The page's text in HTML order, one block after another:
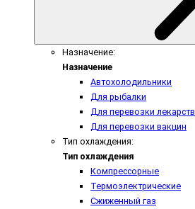
Назначение:
Назначение
Автохолодильники
Для рыбалки
Для перевозки лекарств
Для перевозки вакцин
Тип охлаждения:
Тип охлаждения
Компрессорные
Термоэлектрические
Сжиженный газ